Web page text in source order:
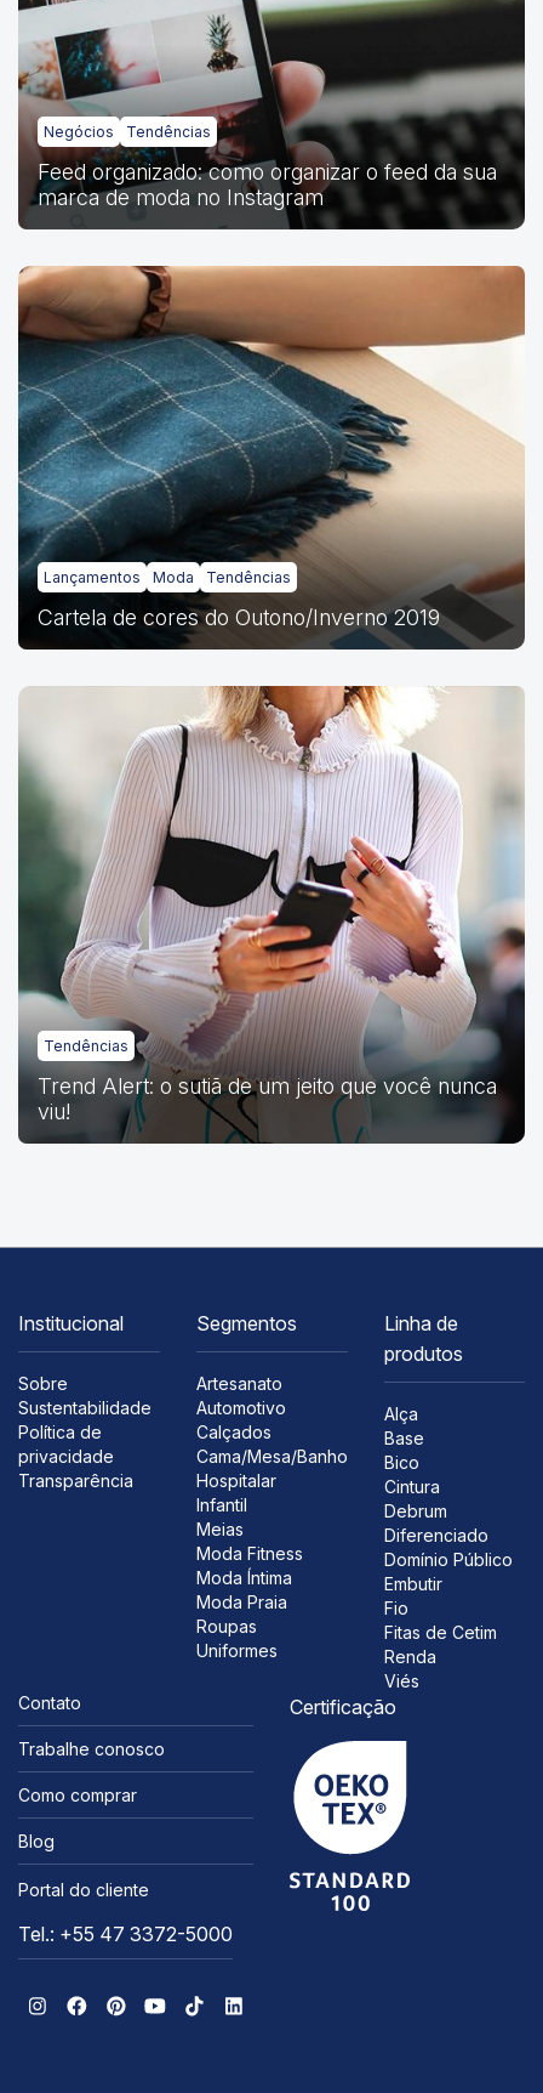
Negócios Tendências
Feed organizado: como organizar o feed da sua
marca de moda no Instagram
Lançamentos Moda Tendências
Cartela de cores do Outono/Inverno 2019
Tendências
Trend Alert: o sutiã de um jeito que você nunca
viu!
Institucional
Sobre
Sustentabilidade
Política de
privacidade
Transparência
Segmentos
Artesanato
Automotivo
Calçados
Cama/Mesa/Banho
Hospitalar
Infantil
Meias
Moda Fitness
Moda Íntima
Moda Praia
Roupas
Uniformes
Linha de
produtos
Alça
Base
Bico
Cintura
Debrum
Diferenciado
Domínio Público
Embutir
Fio
Fitas de Cetim
Renda
Viés
Contato
Trabalhe conosco
Como comprar
Blog
Portal do cliente
Tel.: +55 47 3372-5000
Certificação